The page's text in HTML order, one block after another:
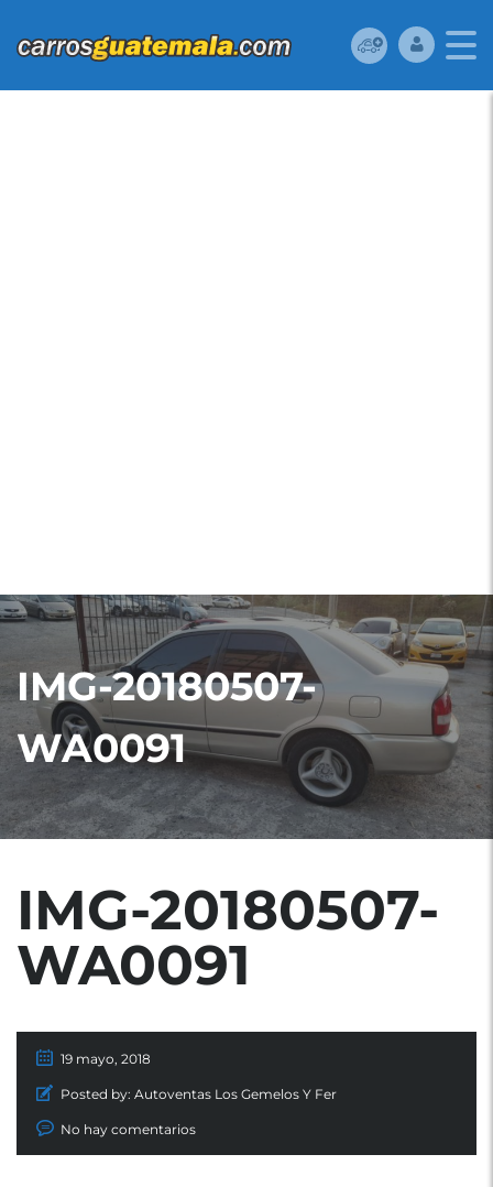
IMG-20180507-
WA0091
IMG-20180507-
WA0091
19 mayo, 2018
Posted by: Autoventas Los Gemelos Y Fer
No hay comentarios